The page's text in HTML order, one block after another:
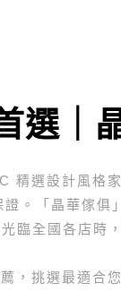
選｜
精選設計風格
。「晶華傢俱
臨全國各店時
，挑選最適合